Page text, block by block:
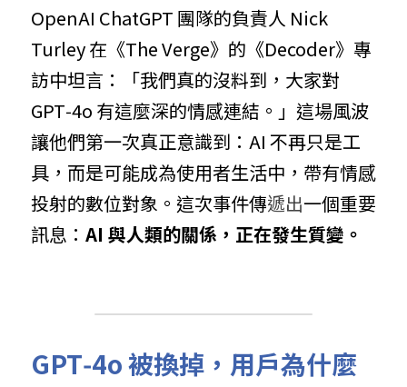
OpenAI ChatGPT 團隊的負責人 Nick
Turley 在《The Verge》的《Decoder》專
訪中坦言：「我們真的沒料到，大家對
GPT‑4o 有這麼深的情感連結。」這場風波
讓他們第一次真正意識到：AI 不再只是工
具，而是可能成為使用者生活中，帶有情感
投射的數位對象。這次事件傳遞出一個重要
訊息： AI 與人類的關係，正在發生質變。
GPT‑4o 被換掉，用戶為什麼